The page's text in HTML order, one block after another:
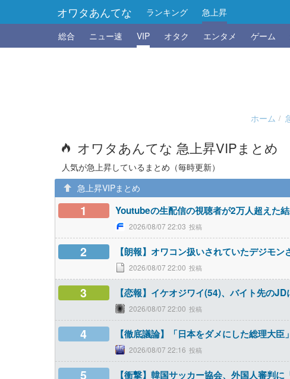
オワタあんてな ランキング
急上昇
総合
ニュー速 VIP オタク エンタメ ゲーム
ホーム
オワタあんてな 急上昇VIPまとめ
人気が急上昇しているまとめ（毎時更新）
急上昇VIPまとめ
1 Youtubeの生配信の視聴者が2万人超えた
2026/08/07 22:03
2 【朗報】オワコン扱いされていたデジモ
2026/08/07 22:00
3 【恋報】イケオジワイ(54)、バイト先の
2026/08/07 22:00
4 【徹底議論】「日本をダメにした総理大
2026/08/07 22:16
5 【衝撃】韓国サッカー協会、外国人審判